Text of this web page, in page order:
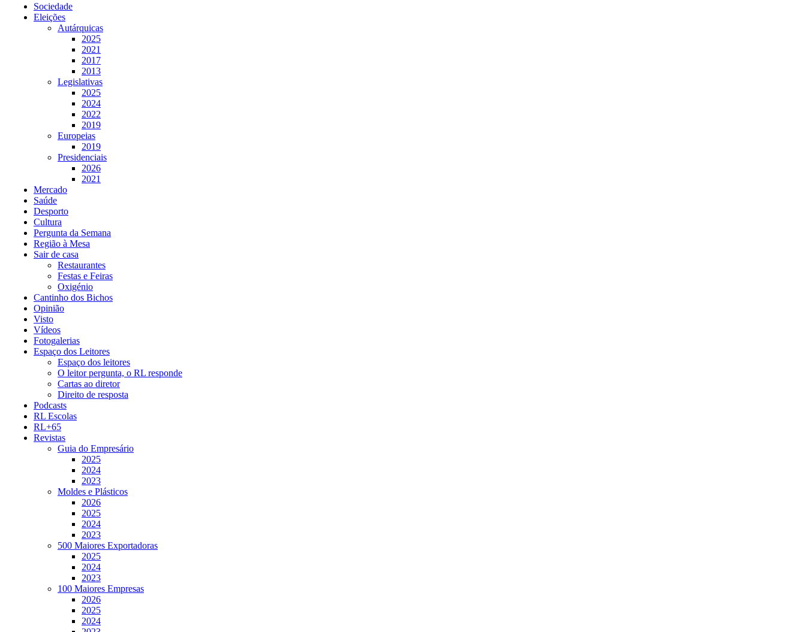
Sociedade
Eleições
Autárquicas
2025
2021
2017
2013
Legislativas
2025
2024
2022
2019
Europeias
2019
Presidenciais
2026
2021
Mercado
Saúde
Desporto
Cultura
Pergunta da Semana
Região à Mesa
Sair de casa
Restaurantes
Festas e Feiras
Oxigénio
Cantinho dos Bichos
Opinião
Visto
Vídeos
Fotogalerias
Espaço dos Leitores
Espaço dos leitores
O leitor pergunta, o RL responde
Cartas ao diretor
Direito de resposta
Podcasts
RL Escolas
RL+65
Revistas
Guia do Empresário
2025
2024
2023
Moldes e Plásticos
2026
2025
2024
2023
500 Maiores Exportadoras
2025
2024
2023
100 Maiores Empresas
2026
2025
2024